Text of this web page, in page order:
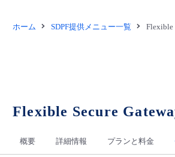
ホーム SDPF提供メニュー一覧 Flexible
Flexible Secure
概要 詳細情報 プランと料金